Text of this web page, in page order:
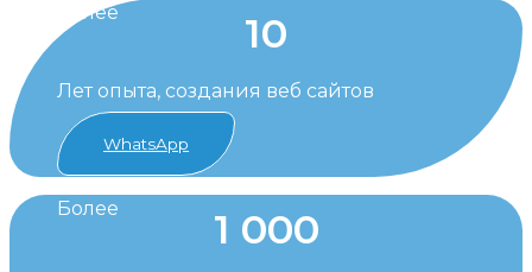
Более 10
Лет опыта, создания веб сайтов
WhatsApp
Более 1 000